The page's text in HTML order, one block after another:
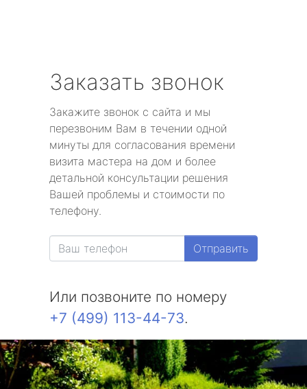
Заказать звонок
Закажите звонок с сайта и мы
перезвоним Вам в течении одной
минуты для согласования времени
визита мастера на дом и более
детальной консультации решения
Вашей проблемы и стоимости по
телефону.
Отправить
Или позвоните по номеру
+7 (499) 113-44-73.